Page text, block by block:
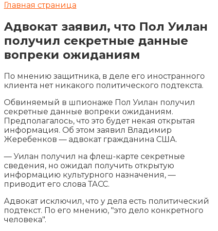
Главная страница
Адвокат заявил, что Пол Уилан
получил секретные данные
вопреки ожиданиям
По мнению защитника, в деле его иностранного
клиента нет никакого политического подтекста.
Обвиняемый в шпионаже Пол Уилан получил
секретные данные вопреки ожиданиям.
Предполагалось, что это будет некая открытая
информация. Об этом заявил Владимир
Жеребенков — адвокат гражданина США.
— Уилан получил на флеш-карте секретные
сведения, но ожидал получить открытую
информацию культурного назначения, —
приводит его слова ТАСС.
Адвокат исключил, что у дела есть политический
подтекст. По его мнению, "это дело конкретного
человека".